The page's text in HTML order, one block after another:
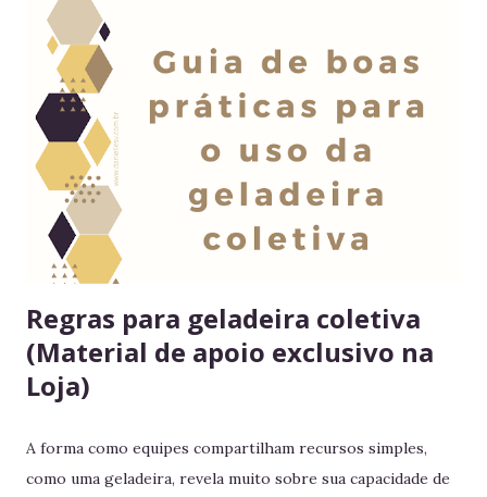
Regras para geladeira coletiva
(Material de apoio exclusivo na
Loja)
A forma como equipes compartilham recursos simples,
como uma geladeira, revela muito sobre sua capacidade de